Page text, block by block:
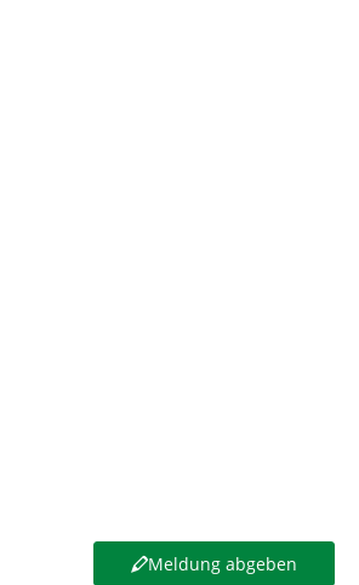
zu können. Sie können sich auch im
Meldung abgeben